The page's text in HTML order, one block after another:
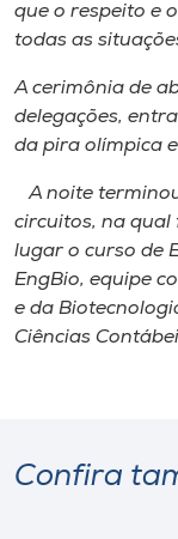
que o respeito e
todas as
A cerimônia de
delegações,
da pira olímpica
A noite
circuitos, na qual
lugar o curso de
EngBio, equipe
e da
Ciências
Confira